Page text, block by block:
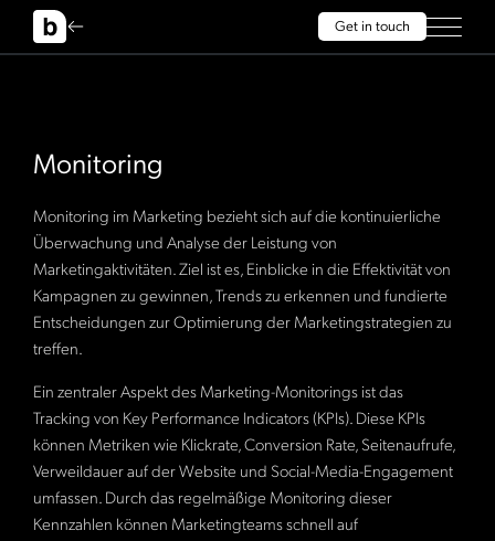
Get in touch
Monitoring
Monitoring im Marketing bezieht sich auf die kontinuierliche
Überwachung und Analyse der Leistung von
Marketingaktivitäten. Ziel ist es, Einblicke in die Effektivität von
Kampagnen zu gewinnen, Trends zu erkennen und fundierte
Entscheidungen zur Optimierung der Marketingstrategien zu
treffen.
Ein zentraler Aspekt des Marketing-Monitorings ist das
Tracking von Key Performance Indicators (KPIs). Diese KPIs
können Metriken wie Klickrate, Conversion Rate, Seitenaufrufe,
Verweildauer auf der Website und Social-Media-Engagement
umfassen. Durch das regelmäßige Monitoring dieser
Kennzahlen können Marketingteams schnell auf